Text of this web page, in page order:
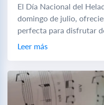
El Día Nacional del
domingo de julio,
perfecta para disfrutar
disponibles. Esta
Leer más